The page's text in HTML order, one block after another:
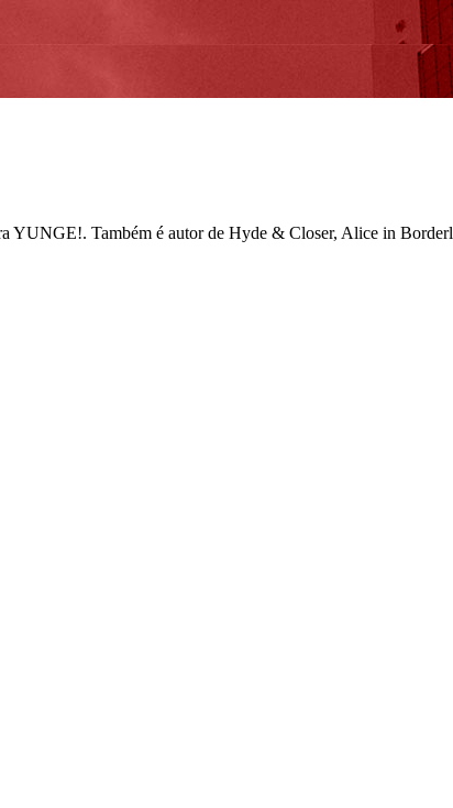
YUNGE!. Também é autor de Hyde & Closer, Alice in